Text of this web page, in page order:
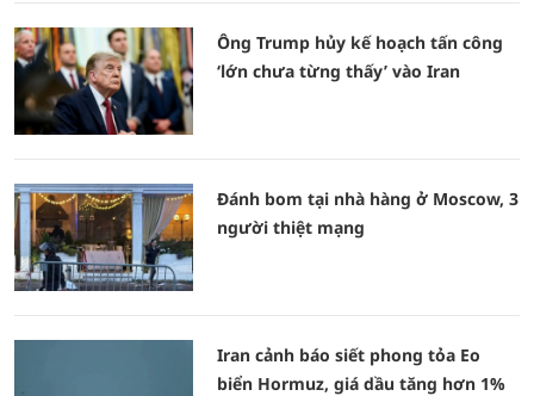
Ông Trump hủy kế hoạch tấn công
‘lớn chưa từng thấy’ vào Iran
Đánh bom tại nhà hàng ở Moscow, 3
người thiệt mạng
Iran cảnh báo siết phong tỏa Eo
biển Hormuz, giá dầu tăng hơn 1%